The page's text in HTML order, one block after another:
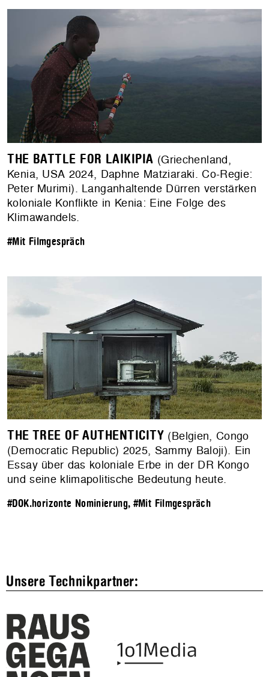
THE BATTLE FOR LAIKIPIA (Griechenland,
Kenia, USA 2024, Daphne Matziaraki. Co-Regie:
Peter Murimi). Langanhaltende Dürren verstärken
koloniale Konflikte in Kenia: Eine Folge des
Klimawandels.
#Mit Filmgespräch
THE TREE OF AUTHENTICITY (Belgien, Congo
(Democratic Republic) 2025, Sammy Baloji). Ein
Essay über das koloniale Erbe in der DR Kongo
und seine klimapolitische Bedeutung heute.
#DOK.horizonte Nominierung, #Mit Filmgespräch
Unsere Technikpartner: